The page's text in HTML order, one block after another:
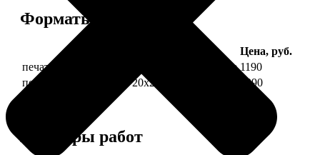
Форматы и цены
Цена, руб.
печать фото на холсте 20х20 на подрамнике 1190
печать фото на холсте 20х20 в раме
3990
Примеры работ